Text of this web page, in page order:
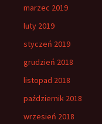
marzec 2019
luty 2019
styczeń 2019
grudzień 2018
listopad 2018
październik 2018
wrzesień 2018